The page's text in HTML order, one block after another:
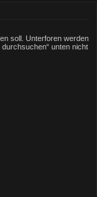
soll. Unterforen werden
unten nicht